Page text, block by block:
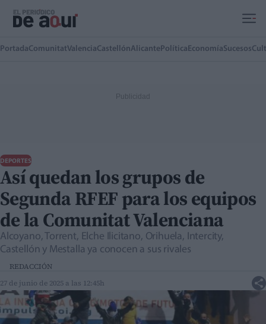
PortadaComunitatValenciaCastellónAlicante Política EconomíaSucesos
DEPORTES
Así quedan los grupos de
Segunda RFEF para los equipos
de la Comunitat Valenciana
Alcoyano, Torrent, Elche Ilicitano, Orihuela, Intercity,
Castellón y Mestalla ya conocen a sus rivales
REDACCIÓN
27 de junio de 2025 a las 12:45h